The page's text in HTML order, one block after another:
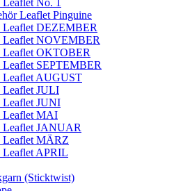
Leaflet Pinguine
Leaflet DEZEMBER
Leaflet NOVEMBER
Leaflet OKTOBER
Leaflet SEPTEMBER
Leaflet AUGUST
Leaflet JULI
Leaflet JUNI
Leaflet MAI
Leaflet JANUAR
Leaflet MÄRZ
Leaflet APRIL
(Sticktwist)